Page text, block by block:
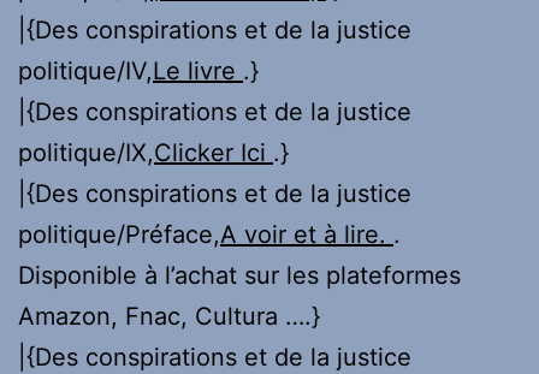
|{Des conspirations et de la justice
politique/IV,Le livre .}
|{Des conspirations et de la justice
politique/IX,Clicker Ici .}
|{Des conspirations et de la justice
politique/Préface,A voir et à lire. .
Disponible à l’achat sur les plateformes
Amazon, Fnac, Cultura ….}
|{Des conspirations et de la justice